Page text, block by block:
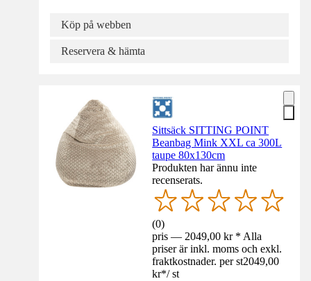
Köp på webben
Reservera & hämta
Sittsäck SITTING POINT
Beanbag Mink XXL ca 300L
taupe 80x130cm
Produkten har ännu inte
recenserats.
(0)
pris — 2049,00 kr * Alla
priser är inkl. moms och exkl.
fraktkostnader. per st2049,00
kr*/ st